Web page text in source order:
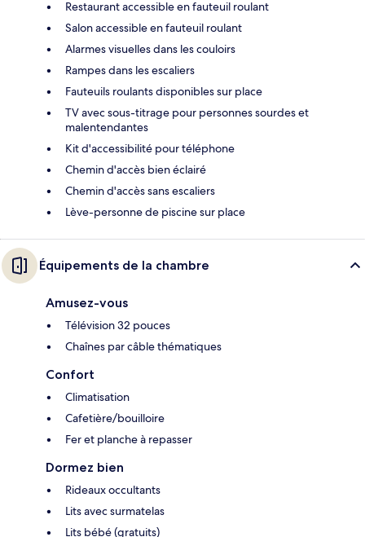
Restaurant accessible en fauteuil roulant
Salon accessible en fauteuil roulant
Alarmes visuelles dans les couloirs
Rampes dans les escaliers
Fauteuils roulants disponibles sur place
TV avec sous-titrage pour personnes sourdes et
malentendantes
Kit d'accessibilité pour téléphone
Chemin d'accès bien éclairé
Chemin d'accès sans escaliers
Lève-personne de piscine sur place
Équipements de la chambre
Amusez-vous
Télévision 32 pouces
Chaînes par câble thématiques
Confort
Climatisation
Cafetière/bouilloire
Fer et planche à repasser
Dormez bien
Rideaux occultants
Lits avec surmatelas
Lits bébé (gratuits)